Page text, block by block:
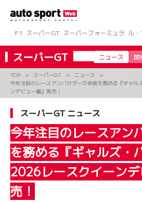
ツ
へ
ス
キ
F1 スーパーGT スーパーフォーミュラ ル
スーパーGT ニュース 開
TOP スーパーGT
ニュース
今年注目のレースアンバサダーが表紙を務める『ギャ
ンデビュー編』発売！
スーパーGT ニュース
今年注目のレースアン
を務める『ギャルズ・
2026レースクイーン
売！